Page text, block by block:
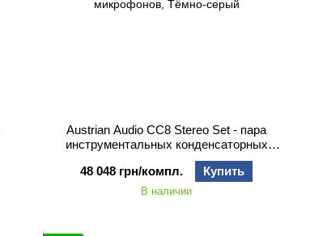
Austrian Audio CC8 Stereo Set - пара
инструментальных конденсаторных
микрофонов
48 048 грн/компл.
Купить
В наличии